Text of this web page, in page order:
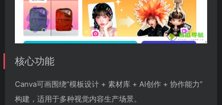
核心功能
Canva可画围绕“模板设计 + 素材库 + AI创作 + 协作能力”
构建，适用于多种视觉内容生产场景。